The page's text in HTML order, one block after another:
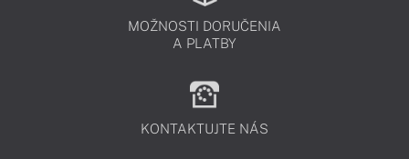
MOŽNOSTI DORUČENIA
A PLATBY
KONTAKTUJTE NÁS